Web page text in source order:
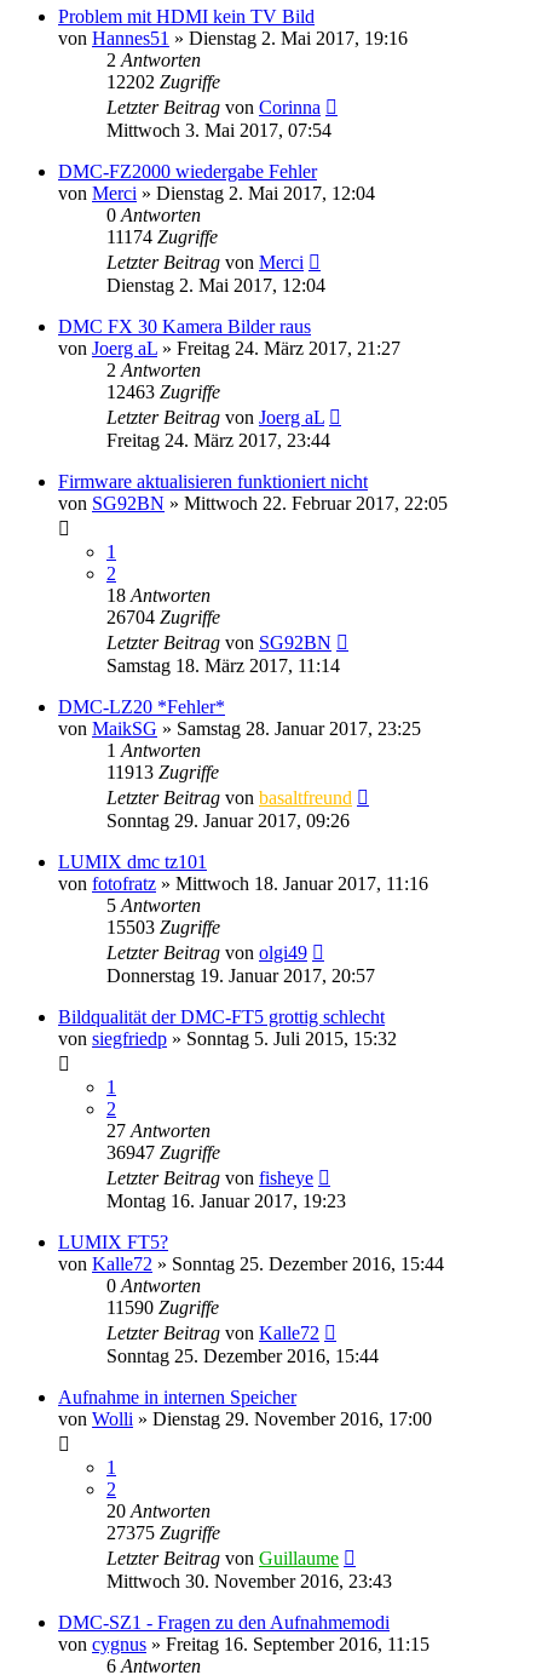
Problem mit HDMI kein TV Bild
von Hannes51 » Dienstag 2. Mai 2017, 19:16
2 Antworten
12202 Zugriffe
Letzter Beitrag von Corinna
Mittwoch 3. Mai 2017, 07:54
DMC-FZ2000 wiedergabe Fehler
von Merci » Dienstag 2. Mai 2017, 12:04
0 Antworten
11174 Zugriffe
Letzter Beitrag von Merci
Dienstag 2. Mai 2017, 12:04
DMC FX 30 Kamera Bilder raus
von Joerg aL » Freitag 24. März 2017, 21:27
2 Antworten
12463 Zugriffe
Letzter Beitrag von Joerg aL
Freitag 24. März 2017, 23:44
Firmware aktualisieren funktioniert nicht
von SG92BN » Mittwoch 22. Februar 2017, 22:05
1
2
18 Antworten
26704 Zugriffe
Letzter Beitrag von SG92BN
Samstag 18. März 2017, 11:14
DMC-LZ20 *Fehler*
von MaikSG » Samstag 28. Januar 2017, 23:25
1 Antworten
11913 Zugriffe
Letzter Beitrag von basaltfreund
Sonntag 29. Januar 2017, 09:26
LUMIX dmc tz101
von fotofratz » Mittwoch 18. Januar 2017, 11:16
5 Antworten
15503 Zugriffe
Letzter Beitrag von olgi49
Donnerstag 19. Januar 2017, 20:57
Bildqualität der DMC-FT5 grottig schlecht
von siegfriedp » Sonntag 5. Juli 2015, 15:32
1
2
27 Antworten
36947 Zugriffe
Letzter Beitrag von fisheye
Montag 16. Januar 2017, 19:23
LUMIX FT5?
von Kalle72 » Sonntag 25. Dezember 2016, 15:44
0 Antworten
11590 Zugriffe
Letzter Beitrag von Kalle72
Sonntag 25. Dezember 2016, 15:44
Aufnahme in internen Speicher
von Wolli » Dienstag 29. November 2016, 17:00
1
2
20 Antworten
27375 Zugriffe
Letzter Beitrag von Guillaume
Mittwoch 30. November 2016, 23:43
DMC-SZ1 - Fragen zu den Aufnahmemodi
von cygnus » Freitag 16. September 2016, 11:15
6 Antworten